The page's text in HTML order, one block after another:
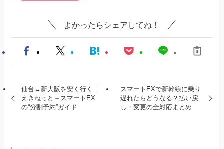
よかったらシェアしてね！
仙台↔新大阪を安く行く｜
えきねっと＋スマートEX
の“分割予約”ガイド
スマートEXで新幹線に乗り
遅れたらどうなる？払い戻
し・変更の全対応まとめ